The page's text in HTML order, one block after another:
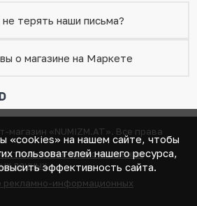
«NUMIZM.AT». Все права
компании в отношении
данных
рекламно-информационных
не терять наши письма?
о магазине на Маркете
«cookies» на нашем сайте, чтобы
пользователей нашего ресурса,
эффективность сайта.